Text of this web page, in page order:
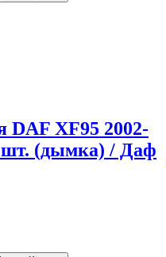
DAF XF95 2002-
шт. (дымка) / Даф